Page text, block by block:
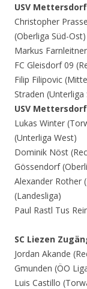
USV
Christopher
(Oberliga Süd-Ost)
Markus
FC Gleisdorf 09
Filip Filipovic
Straden (Unterliga
USV
Lukas Winter
(Unterliga West)
Dominik Nöst
Gössendorf
Alexander Rother
(Landesliga)
Paul Rastl Tus
SC Liezen
Jordan Akande
Gmunden (ÖO
Luis Castillo